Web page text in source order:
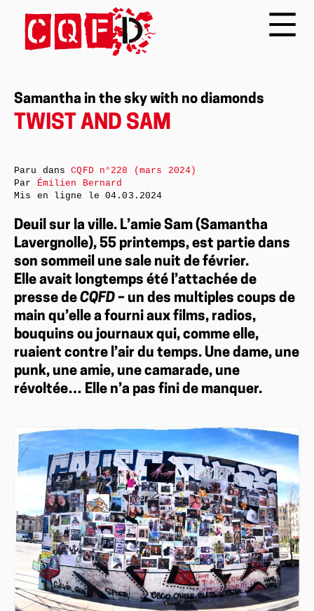
Samantha in the sky with no diamonds
TWIST AND SAM
Deuil sur la ville. L’amie Sam (Samantha
Lavergnolle), 55 printemps, est partie dans
son sommeil une sale nuit de février.
Elle avait longtemps été l’attachée de
presse de CQFD – un des multiples coups de
main qu’elle a fourni aux films, radios,
bouquins ou journaux qui, comme elle,
ruaient contre l’air du temps. Une dame, une
punk, une amie, une camarade, une
révoltée… Elle n’a pas fini de manquer.
Paru dansCQFD n°228 (mars 2024)
Par Émilien Bernard
Mis en ligne le04.03.2024